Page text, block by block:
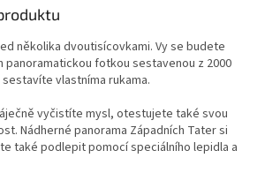
několika dvoutisícovkami. Vy se budete
panoramatickou fotkou sestavenou z 2000
vlastníma rukama.
vyčistíte mysl, otestujete také svou
Nádherné panorama Západních Tater si
také podlepit pomocí speciálního lepidla a